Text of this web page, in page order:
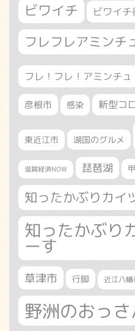
ビワイチ ビワイチ
フレフレアミンチ
フレ！フレ！アミンチュ
彦根市 感染 新型コ
東近江市 湖国のグルメ
滋賀経済NOW 琵琶湖
知ったかぶりカイ
知ったかぶり
ーす
草津市 行脚 近江八幡
野洲のおっさ